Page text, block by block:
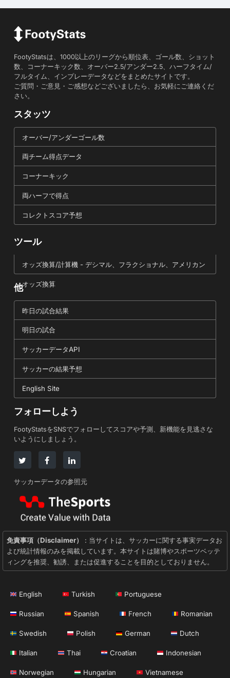
FootyStatsは、1000以上のリーグから順位表、ゴール数、ショット
数、コーナーキック数、オーバー2.5/アンダー2.5、ハーフタイム/
フルタイム、インプレーデータなどをまとめたサイトです。
ご質問・ご意見・ご感想などございましたら、お気軽にご連絡くだ
さい。
スタッツ
オーバー/アンダーゴール数
両チーム得点データ
コーナーキック
両ハーフで得点
コレクトスコア予想
ツール
オッズ換算/計算機 - デシマル、フラクショナル、アメリカン
オッズ換算
他
昨日の試合結果
明日の試合
サッカーデータAPI
サッカーの結果予想
English Site
フォローしよう
FootyStatsをSNSでフォローしてスコアや予測、新機能を見逃さな
いようにしましょう。
サッカーデータの参照元
免責事項（Disclaimer）
: 当サイトは、サッカーに関する事実データお
よび統計情報のみを掲載しています。本サイトは賭博やスポーツベッテ
ィングを推奨、勧誘、または促進することを目的としておりません。
English Turkish Portuguese
Russian Spanish French Romanian
Swedish Polish German Dutch
Italian Thai Croatian Indonesian
Norwegian Hungarian Vietnamese